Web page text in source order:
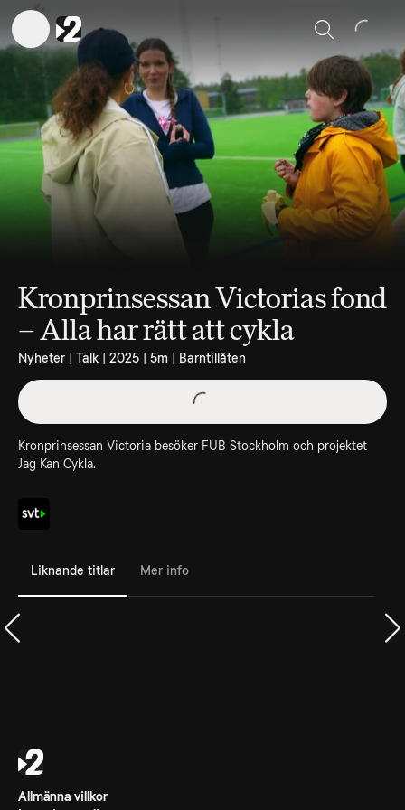
Sök
Kronprinsessan Victorias fond
– Alla har rätt att cykla
Nyheter | Talk | 2025 | 5m | Barntillåten
Kronprinsessan Victoria besöker FUB Stockholm och projektet
Jag Kan Cykla.
Liknande titlar Mer info
Allmänna villkor